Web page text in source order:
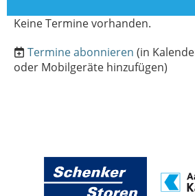
Keine Termine vorhanden.
Termine abonnieren (in
oder Mobilgeräte hinzufügen)